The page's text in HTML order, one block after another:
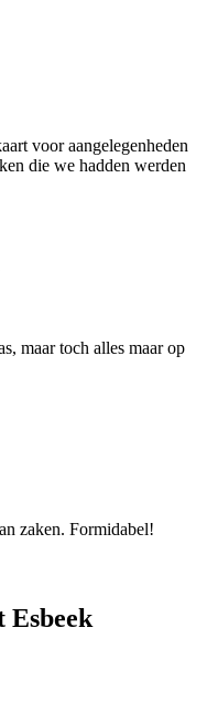
voor aangelegenheden
die we hadden werden
maar toch alles maar op
zaken. Formidabel!
Esbeek